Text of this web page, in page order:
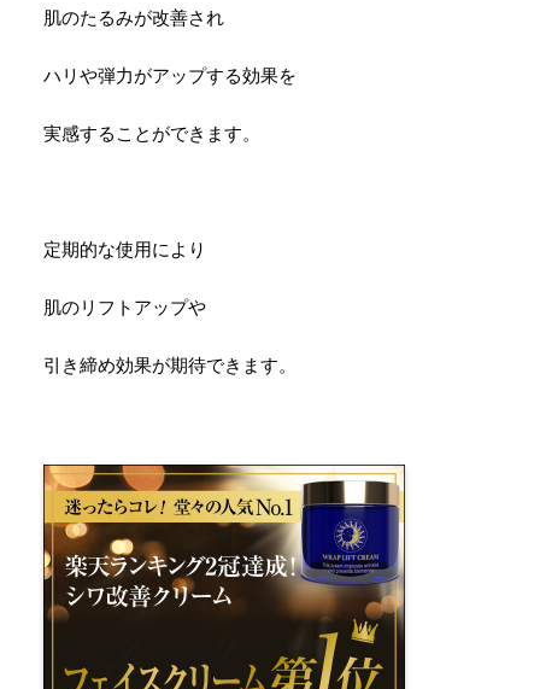
肌のたるみが改善され
ハリや弾力がアップする効果を
実感することができます。
定期的な使用により
肌のリフトアップや
引き締め効果が期待できます。